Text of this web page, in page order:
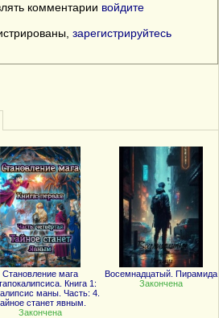
комментарии войдите
зарегистрируйтесь
Становление мага
Книга 1:
маны. Часть: 4.
станет явным.
Закончена
Восемнадцатый. Пирамида
Закончена